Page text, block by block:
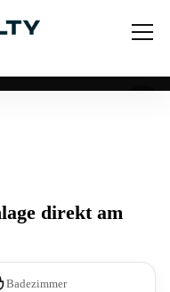
direkt am
Badezimmer